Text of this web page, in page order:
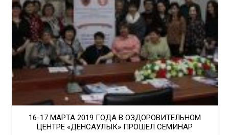
16-17 МАРТА 2019 ГОДА В ОЗДОРОВИТЕЛЬНОМ
ЦЕНТРЕ «ДЕНСАУЛЫК» ПРОШЕЛ СЕМИНАР